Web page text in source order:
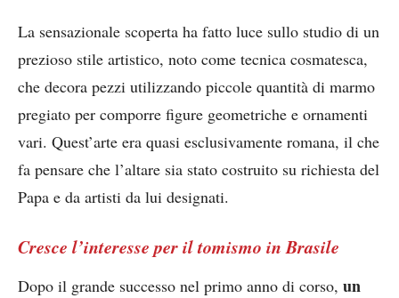
La sensazionale scoperta ha fatto luce sullo studio di un
prezioso stile artistico, noto come tecnica cosmatesca,
che decora pezzi utilizzando piccole quantità di marmo
pregiato per comporre figure geometriche e ornamenti
vari. Quest’arte era quasi esclusivamente romana, il che
fa pensare che l’altare sia stato costruito su richiesta del
Papa e da artisti da lui designati.
Cresce l’interesse per il tomismo in Brasile
Dopo il grande successo nel primo anno di corso, un